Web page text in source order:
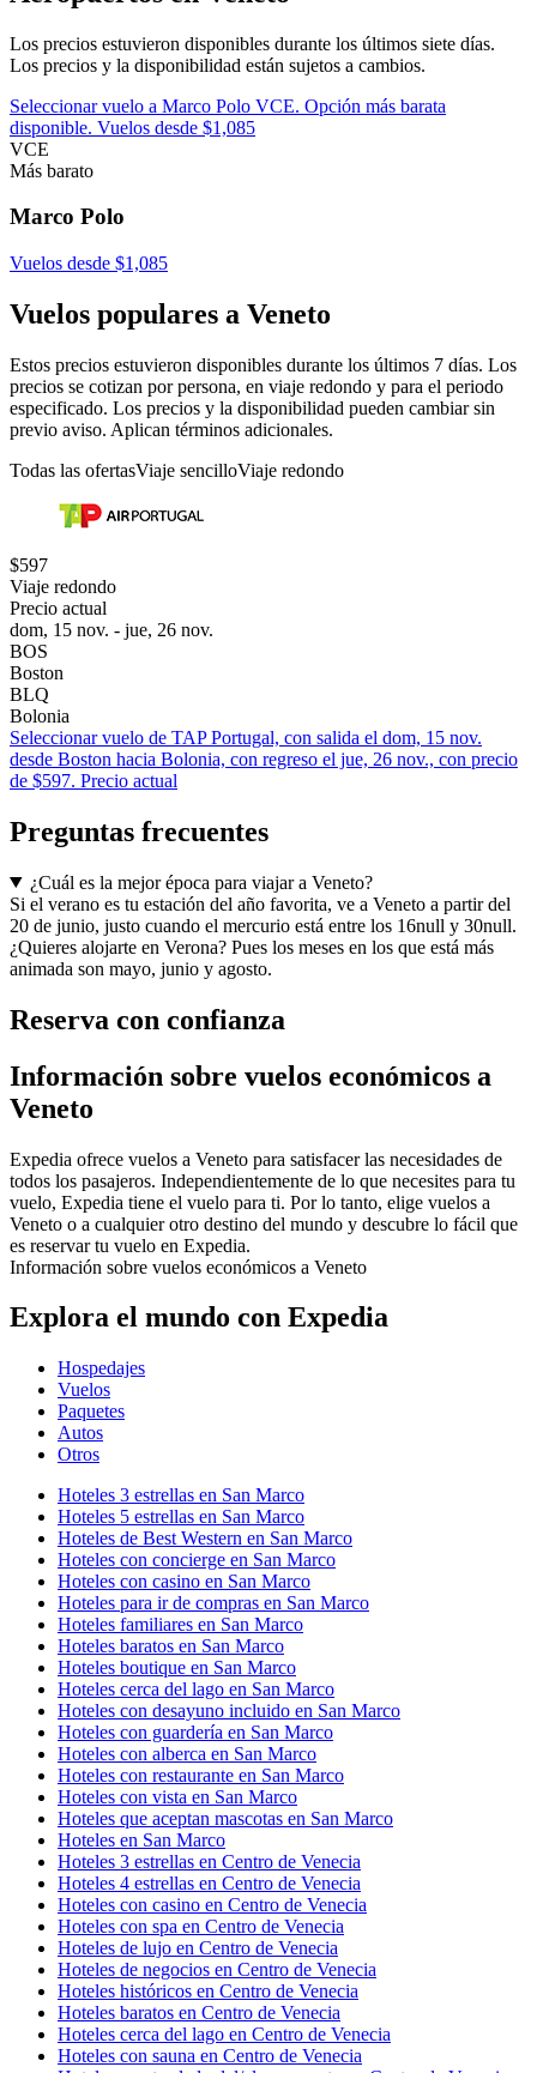
Los precios estuvieron disponibles durante los últimos siete días.
Los precios y la disponibilidad están sujetos a cambios.
Seleccionar vuelo a Marco Polo VCE. Opción más barata
disponible. Vuelos desde $1,085
VCE
Más barato
Marco Polo
Vuelos desde $1,085
Vuelos populares a Veneto
Estos precios estuvieron disponibles durante los últimos 7 días. Los
precios se cotizan por persona, en viaje redondo y para el periodo
especificado. Los precios y la disponibilidad pueden cambiar sin
previo aviso. Aplican términos adicionales.
Todas las ofertasViaje sencilloViaje redondo
$597
Viaje redondo
Precio actual
dom, 15 nov. - jue, 26 nov.
BOS
Boston
BLQ
Bolonia
Seleccionar vuelo de TAP Portugal, con salida el dom, 15 nov.
desde Boston hacia Bolonia, con regreso el jue, 26 nov., con precio
de $597. Precio actual
Preguntas frecuentes
¿Cuál es la mejor época para viajar a Veneto?
Si el verano es tu estación del año favorita, ve a Veneto a partir del
20 de junio, justo cuando el mercurio está entre los 16null y 30null.
¿Quieres alojarte en Verona? Pues los meses en los que está más
animada son mayo, junio y agosto.
Reserva con confianza
Información sobre vuelos económicos a
Veneto
Expedia ofrece vuelos a Veneto para satisfacer las necesidades de
todos los pasajeros. Independientemente de lo que necesites para tu
vuelo, Expedia tiene el vuelo para ti. Por lo tanto, elige vuelos a
Veneto o a cualquier otro destino del mundo y descubre lo fácil que
es reservar tu vuelo en Expedia.
Información sobre vuelos económicos a Veneto
Explora el mundo con Expedia
Hospedajes
Vuelos
Paquetes
Autos
Otros
Hoteles 3 estrellas en San Marco
Hoteles 5 estrellas en San Marco
Hoteles de Best Western en San Marco
Hoteles con concierge en San Marco
Hoteles con casino en San Marco
Hoteles para ir de compras en San Marco
Hoteles familiares en San Marco
Hoteles baratos en San Marco
Hoteles boutique en San Marco
Hoteles cerca del lago en San Marco
Hoteles con desayuno incluido en San Marco
Hoteles con guardería en San Marco
Hoteles con alberca en San Marco
Hoteles con restaurante en San Marco
Hoteles con vista en San Marco
Hoteles que aceptan mascotas en San Marco
Hoteles en San Marco
Hoteles 3 estrellas en Centro de Venecia
Hoteles 4 estrellas en Centro de Venecia
Hoteles con casino en Centro de Venecia
Hoteles con spa en Centro de Venecia
Hoteles de lujo en Centro de Venecia
Hoteles de negocios en Centro de Venecia
Hoteles históricos en Centro de Venecia
Hoteles baratos en Centro de Venecia
Hoteles cerca del lago en Centro de Venecia
Hoteles con sauna en Centro de Venecia